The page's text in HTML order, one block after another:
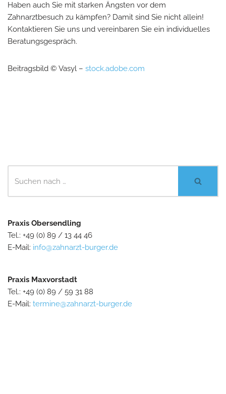
Haben auch Sie mit starken Ängsten vor dem
Zahnarztbesuch zu kämpfen? Damit sind Sie nicht allein!
Kontaktieren Sie uns und vereinbaren Sie ein individuelles
Beratungsgespräch.
Beitragsbild © Vasyl – stock.adobe.com
Praxis Obersendling
Tel.: +49 (0) 89 / 13 44 46
E-Mail: info@zahnarzt-burger.de
Praxis Maxvorstadt
Tel.: +49 (0) 89 / 59 31 88
E-Mail: termine@zahnarzt-burger.de